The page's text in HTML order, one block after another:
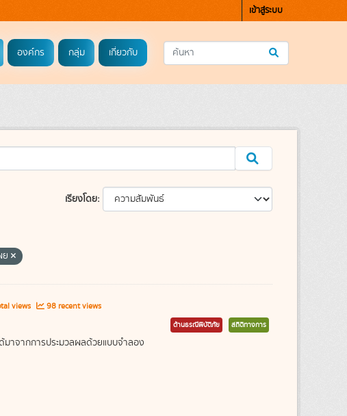
เข้าสู่ระบบ
องค์กร กลุ่ม เกี่ยวกับ
เรียงโดย
ย
views 98 recent views
ด้านธรณีพิบัติภัย สถิติทางการ
าจากการประมวลผลด้วยแบบจำลอง